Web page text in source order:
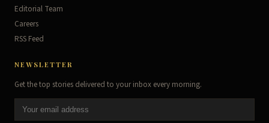
Editorial Team
Careers
RSS Feed
NEWSLETTER
Get the top stories delivered to your inbox every morning.